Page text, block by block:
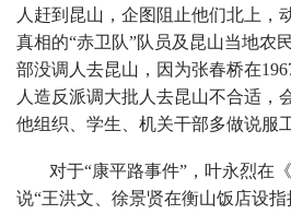
人赶到昆山，企图阻止他们北上，
真相的“赤卫队”队员及昆山当地农
部没调人去昆山，因为张春桥在
人造反派调大批人去昆山不合适，
他组织、学生、机关干部多做说服
对于“康平路事件”，叶永烈在
说“王洪文、徐景贤在衡山饭店设